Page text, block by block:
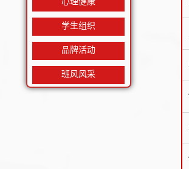
学生组织
品牌活动
班风风采